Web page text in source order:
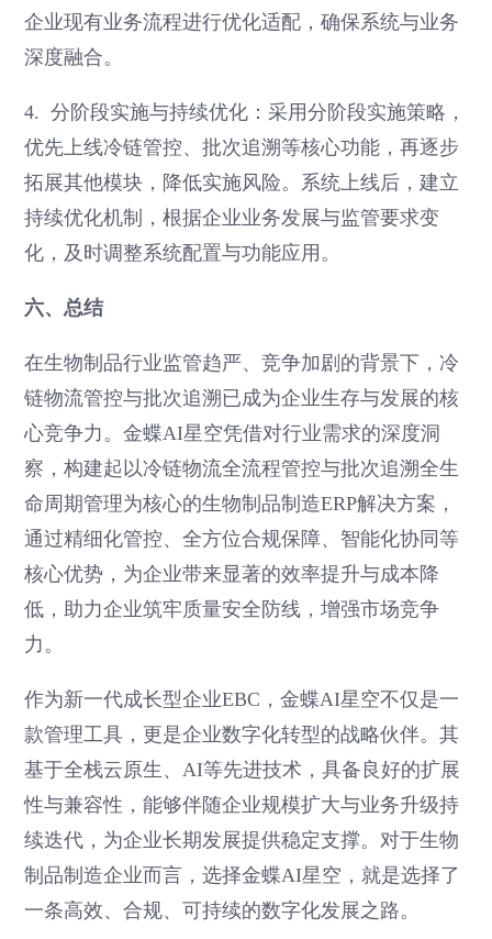
企业现有业务流程进行优化适配，确保系统与业务
深度融合。
4. 分阶段实施与持续优化：采用分阶段实施策略，
优先上线冷链管控、批次追溯等核心功能，再逐步
拓展其他模块，降低实施风险。系统上线后，建立
持续优化机制，根据企业业务发展与监管要求变
化，及时调整系统配置与功能应用。
六、总结
在生物制品行业监管趋严、竞争加剧的背景下，冷
链物流管控与批次追溯已成为企业生存与发展的核
心竞争力。金蝶AI星空凭借对行业需求的深度洞
察，构建起以冷链物流全流程管控与批次追溯全生
命周期管理为核心的生物制品制造ERP解决方案，
通过精细化管控、全方位合规保障、智能化协同等
核心优势，为企业带来显著的效率提升与成本降
低，助力企业筑牢质量安全防线，增强市场竞争
力。
作为新一代成长型企业EBC，金蝶AI星空不仅是一
款管理工具，更是企业数字化转型的战略伙伴。其
基于全栈云原生、AI等先进技术，具备良好的扩展
性与兼容性，能够伴随企业规模扩大与业务升级持
续迭代，为企业长期发展提供稳定支撑。对于生物
制品制造企业而言，选择金蝶AI星空，就是选择了
一条高效、合规、可持续的数字化发展之路。